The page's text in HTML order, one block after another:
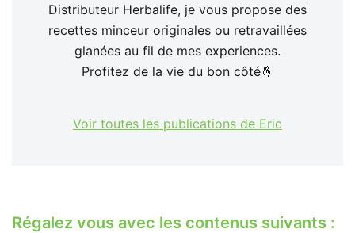
Distributeur Herbalife, je vous propose des
recettes minceur originales ou retravaillées
glanées au fil de mes experiences.
Profitez de la vie du bon côté🤞
Voir toutes les publications de Eric
Régalez vous avec les contenus suivants :